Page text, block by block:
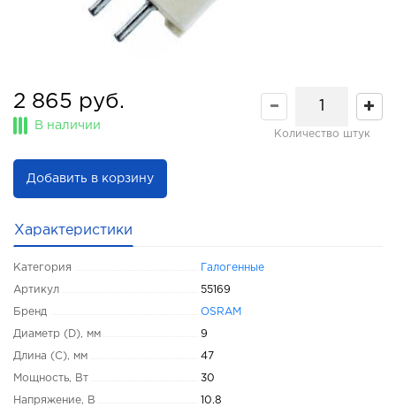
2 865 руб.
В наличии
Количество штук
Добавить в корзину
Характеристики
Категория Галогенные
Артикул 55169
Бренд OSRAM
Диаметр (D), мм 9
Длина (C), мм 47
Мощность, Вт 30
Напряжение, В 10.8